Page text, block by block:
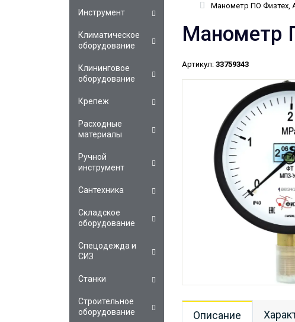
Манометр ПО Физтех,
Манометр
Артикул: 33759343
Описание
Инструмент
Климатическое
оборудование
Клининговое
оборудование
Крепеж
Расходные
материалы
Ручной
инструмент
Сантехника
Складское
оборудование
Спецодежда и
СИЗ
Станки
Строительное
оборудование